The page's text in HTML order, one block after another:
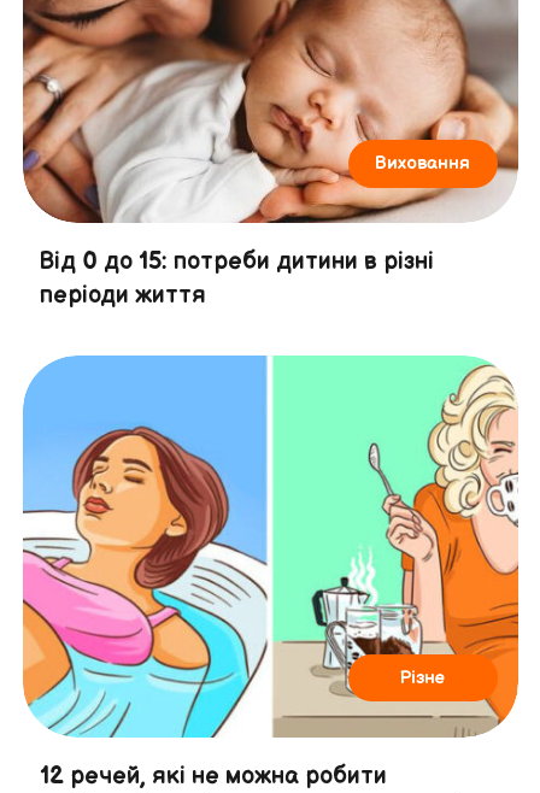
Виховання
Від 0 до 15: потреби дитини в різні
періоди життя
Різне
12 речей, які не можна робити